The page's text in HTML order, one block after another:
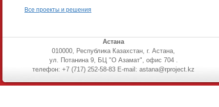
Все проекты и решения
Астана
010000, Республика Казахстан, г. Астана,
ул. Потанина 9, БЦ "О Азамат", офис 704 .
телефон: +7 (717) 252-58-83 E-mail: astana@rproject.kz